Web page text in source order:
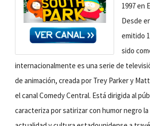
1997 en
Desde
emitido
sido
internacionalmente es una serie de
de animación, creada por Trey Parker y
el canal Comedy Central. Está dirigida al
caracteriza por satirizar con humor negro